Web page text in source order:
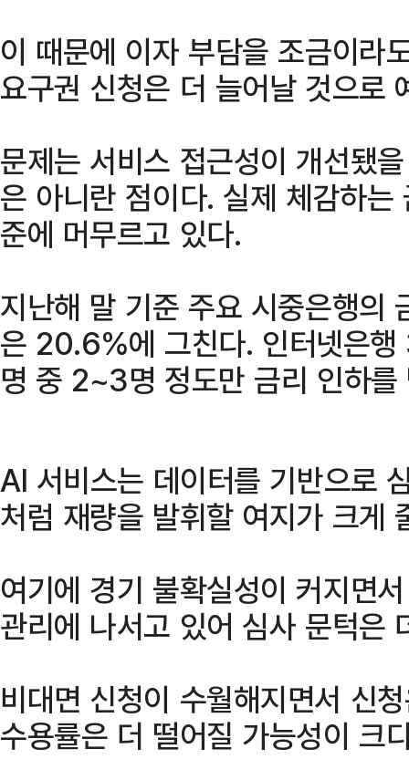
이 때문에 이자 부담을 조금이라
요구권 신청은 더 늘어날 것으로
문제는 서비스 접근성이 개선됐
은 아니란 점이다. 실제 체감하
준에 머무르고 있다.
지난해 말 기준 주요 시중은행의
은 20.6%에 그친다. 인터넷은
명 중 2~3명 정도만 금리 인하를
AI 서비스는 데이터를 기반으로
처럼 재량을 발휘할 여지가 크게
여기에 경기 불확실성이 커지면
관리에 나서고 있어 심사 문턱은
비대면 신청이 수월해지면서 신
수용률은 더 떨어질 가능성이 크